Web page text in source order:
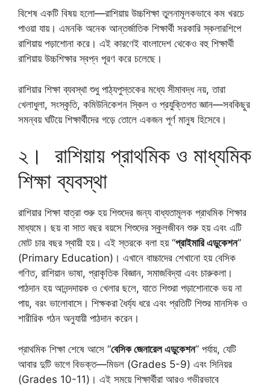
বিশেষ একটি বিষয় হলো—রাশিয়ায় উচ্চশিক্ষা তুলনামূলকভাবে কম খরচে
পাওয়া যায়। এমনকি অনেক আন্তর্জাতিক শিক্ষার্থী সরকারি স্কলারশিপে
রাশিয়ায় পড়াশোনা করে। এই কারণেই বাংলাদেশ থেকেও বহু শিক্ষার্থী
রাশিয়ায় উচ্চশিক্ষার স্বপ্ন পূরণ করে চলেছে।
রাশিয়ার শিক্ষা ব্যবস্থা শুধু পাঠ্যপুস্তকের মধ্যে সীমাবদ্ধ নয়, তারা
খেলাধুলা, সংস্কৃতি, কমিউনিকেশন স্কিল ও প্রযুক্তিগত জ্ঞান—সবকিছুর
সমন্বয় ঘটিয়ে শিক্ষার্থীদের গড়ে তোলে একজন পূর্ণ মানুষ হিসেবে।
২। রাশিয়ায় প্রাথমিক ও মাধ্যমিক
শিক্ষা ব্যবস্থা
রাশিয়ার শিক্ষা যাত্রা শুরু হয় শিশুদের জন্য বাধ্যতামূলক প্রাথমিক শিক্ষার
মাধ্যমে। ছয় বা সাত বছর বয়সে শিশুদের স্কুলজীবন শুরু হয় এবং এটি
মোট চার বছর স্থায়ী হয়। এই স্তরকে বলা হয় “প্রাইমারি এডুকেশন”
(Primary Education)। এখানে বাচ্চাদের শেখানো হয় বেসিক
গণিত, রাশিয়ান ভাষা, প্রাকৃতিক বিজ্ঞান, সমাজবিদ্যা এবং চারুকলা।
পাঠদান হয় আনন্দদায়ক ও খেলার ছলে, যাতে শিশুরা পড়াশোনাকে ভয় না
পায়, বরং ভালোবাসে। শিক্ষকরা ধৈর্য্য ধরে এবং প্রতিটি শিশুর মানসিক ও
শারীরিক গঠন অনুযায়ী পাঠদান করেন।
প্রাথমিক শিক্ষা শেষে আসে “বেসিক জেনারেল এডুকেশন” পর্যায়, যেটি
আবার দুটি ভাগে বিভক্ত—মিডল (Grades 5-9) এবং সিনিয়র
(Grades 10-11)। এই সময়ে শিক্ষার্থীরা আরও গভীরভাবে